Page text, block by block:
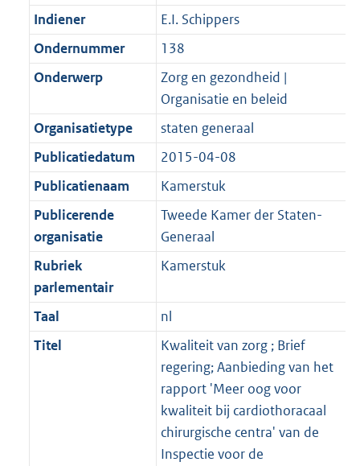
Indiener
E.I. Schippers
Ondernummer
138
Onderwerp
Zorg en gezondheid |
Organisatie en beleid
Organisatietype
staten generaal
Publicatiedatum
2015-04-08
Publicatienaam
Kamerstuk
Publicerende
organisatie
Tweede Kamer der Staten-
Generaal
Rubriek
parlementair
Kamerstuk
Taal
nl
Titel
Kwaliteit van zorg ; Brief
regering; Aanbieding van het
rapport 'Meer oog voor
kwaliteit bij cardiothoracaal
chirurgische centra' van de
Inspectie voor de